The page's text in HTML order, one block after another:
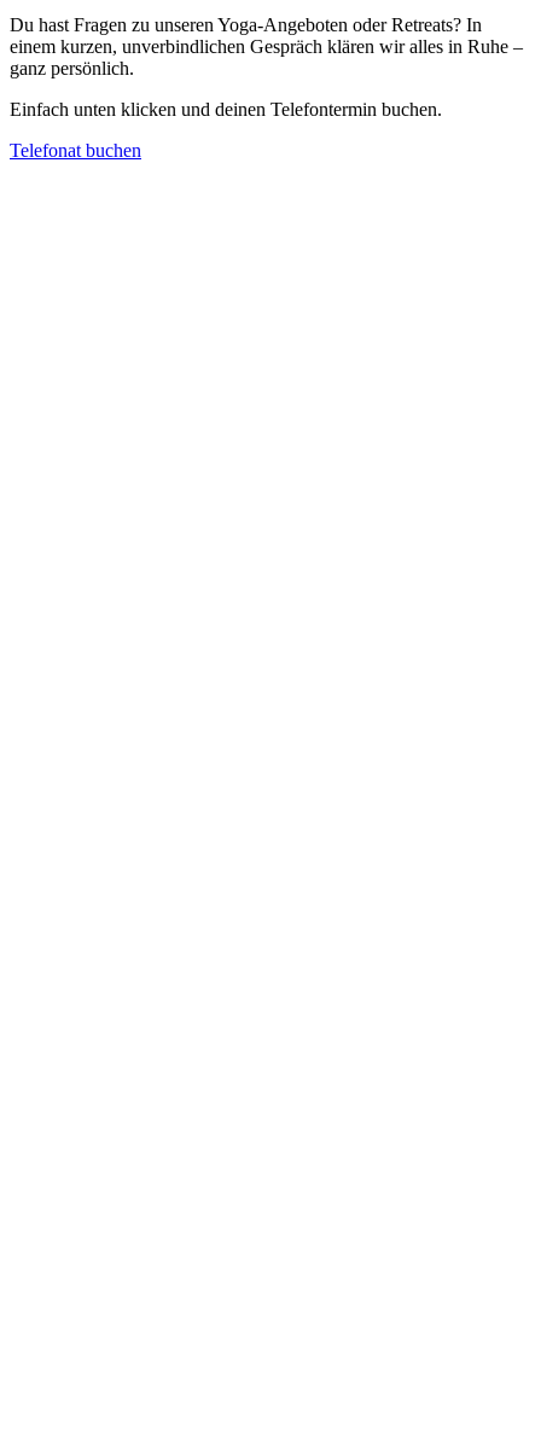
Du hast Fragen zu unseren Yoga-Angeboten oder Retreats? In
einem kurzen, unverbindlichen Gespräch klären wir alles in Ruhe –
ganz persönlich.
Einfach unten klicken und deinen Telefontermin buchen.
Telefonat buchen